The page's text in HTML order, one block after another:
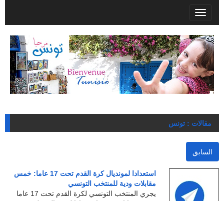
T
o
g
g
l
e
n
a
v
g
a
t
i
o
n
مقالات : تونس
السابق
استعدادا لمونديال كرة القدم تحت 17 عاما: خمس
مقابلات ودية للمنتخب التونسي
يجري المنتخب التونسي لكرة القدم تحت 17 عاما